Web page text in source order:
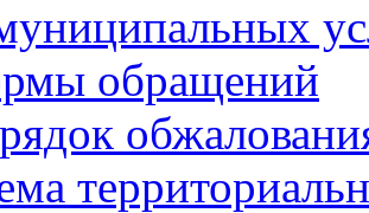
обращений